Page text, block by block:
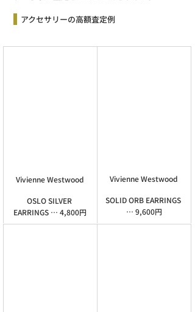
アクセサリーの高額査定例
Vivienne Westwood
OSLO SILVER
EARRINGS … 4,800円
Vivienne Westwood
SOLID ORB EARRINGS
… 9,600円